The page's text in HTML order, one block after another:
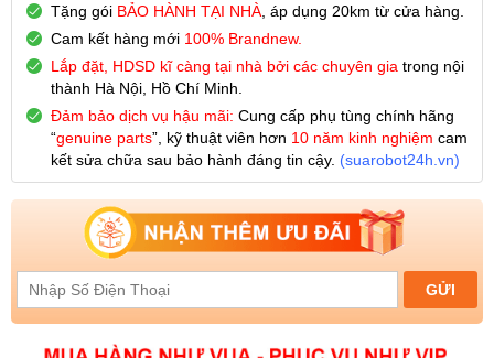
Tặng gói BẢO HÀNH TẠI NHÀ, áp dụng 20km từ cửa hàng.
Cam kết hàng mới 100% Brandnew.
Lắp đặt, HDSD kĩ càng tại nhà bởi các chuyên gia trong nội
thành Hà Nội, Hồ Chí Minh.
Đảm bảo dịch vụ hậu mãi: Cung cấp phụ tùng chính hãng
“genuine parts”, kỹ thuật viên hơn 10 năm kinh nghiệm cam
kết sửa chữa sau bảo hành đáng tin cậy. (suarobot24h.vn)